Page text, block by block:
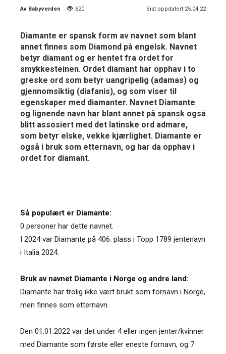
Av Babyverden 620 Sist oppdatert 25.04.22
Diamante er spansk form av navnet som blant
annet finnes som Diamond på engelsk. Navnet
betyr diamant og er hentet fra ordet for
smykkesteinen. Ordet diamant har opphav i to
greske ord som betyr uangripelig (adamas) og
gjennomsiktig (diafanis), og som viser til
egenskaper med diamanter. Navnet Diamante
og lignende navn har blant annet på spansk også
blitt assosiert med det latinske ord admare,
som betyr elske, vekke kjærlighet. Diamante er
også i bruk som etternavn, og har da opphav i
ordet for diamant.
Så populært er Diamante:
0 personer har dette navnet.
I 2024 var Diamante på 406. plass i Topp 1789 jentenavn
i Italia 2024.
Bruk av navnet Diamante i Norge og andre land:
Diamante har trolig ikke vært brukt som fornavn i Norge,
men finnes som etternavn.
Den 01.01.2022 var det under 4 eller ingen jenter/kvinner
med Diamante som første eller eneste fornavn, og 7